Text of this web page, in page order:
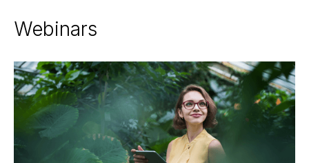
Webinars